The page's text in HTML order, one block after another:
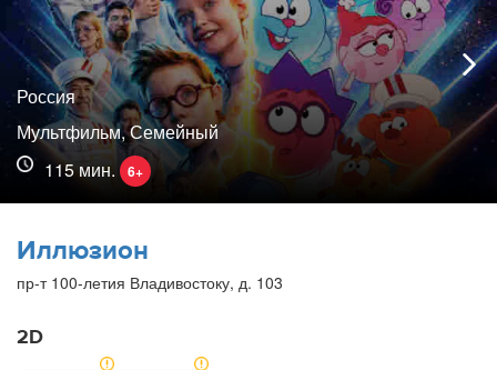
Россия
Мультфильм, Семейный
115 мин.
6+
Иллюзион
пр-т 100-летия Владивостоку, д. 103
2D